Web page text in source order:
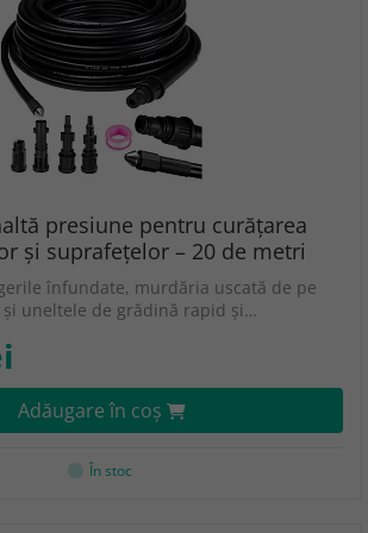
presiune pentru curățarea
și suprafețelor – 20 de metri
înfundate, murdăria uscată de pe
și uneltele de grădină rapid și…
Adăugare în coş
În stoc